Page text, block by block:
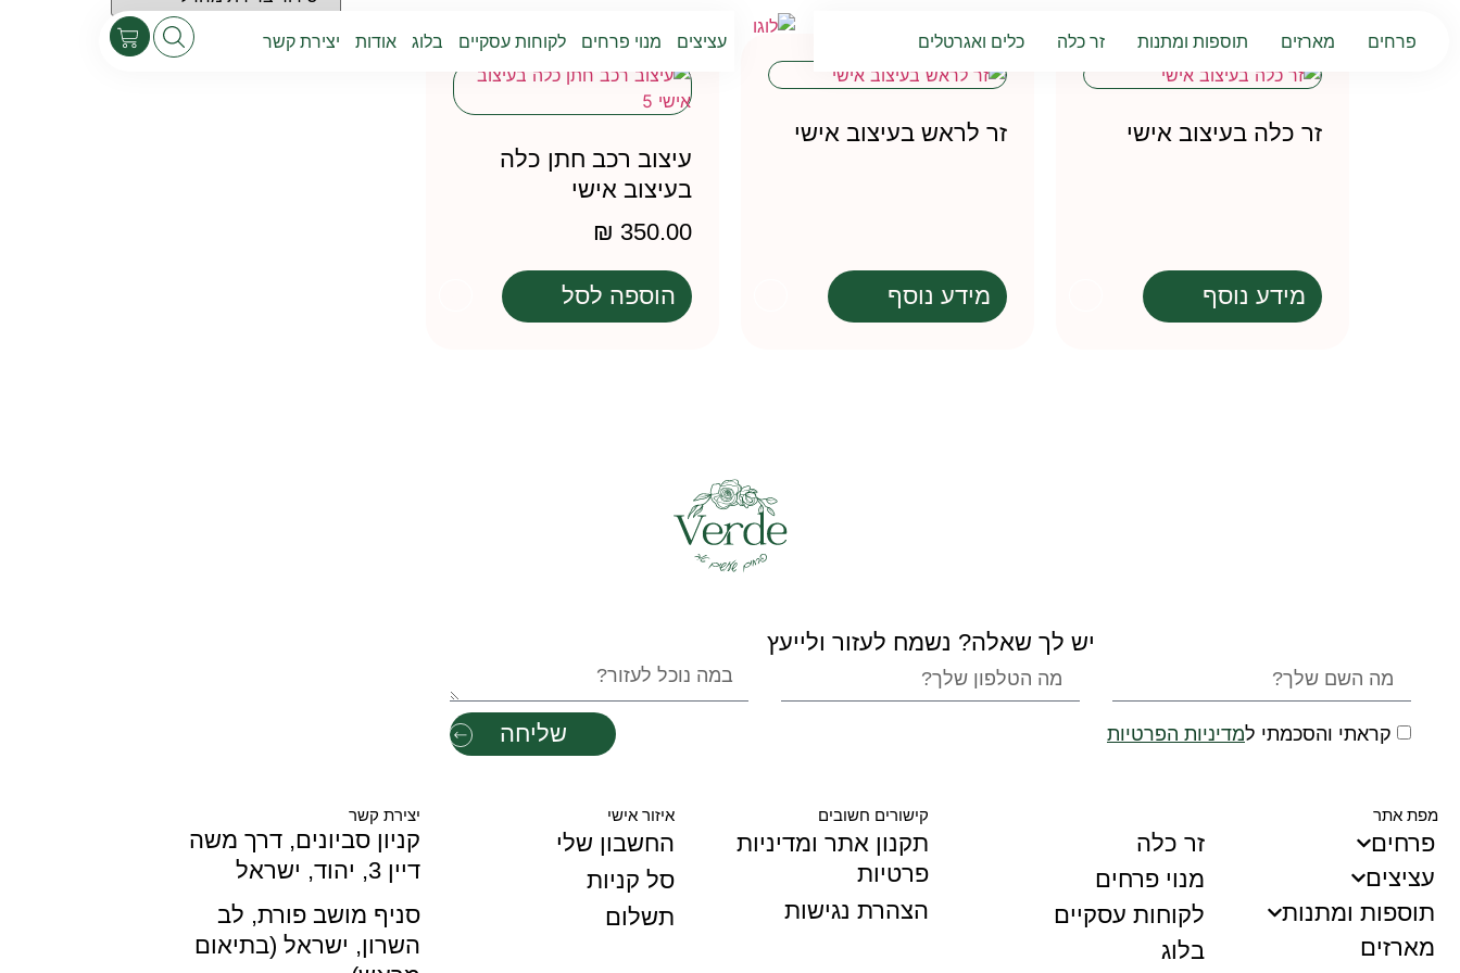
פרחים מארזים תוספות ומתנות זר כלה כלים ואגרטלים עציצים מנוי פרחים לקוחות עסקיים בלוג אודות יצירת קשר
זר כלה בעיצוב אישי
מידע נוסף
זר לראש בעיצוב אישי
מידע נוסף
עיצוב רכב חתן כלה
בעיצוב אישי
₪ 350.00
הוספה לסל
יש לך שאלה? נשמח לעזור ולייעץ
קראתי והסכמתי למדיניות הפרטיות שליחה
מפת אתר
פרחים
עציצים
תוספות ומתנות
מארזים
זר כלה
מנוי פרחים
לקוחות עסקיים
בלוג
קישורים חשובים
תקנון אתר ומדיניות
פרטיות
הצהרת נגישות
איזור אישי
החשבון שלי
סל קניות
תשלום
יצירת קשר
קניון סביונים, דרך משה
דיין 3, יהוד, ישראל
סניף מושב פורת, לב
השרון, ישראל (בתיאום